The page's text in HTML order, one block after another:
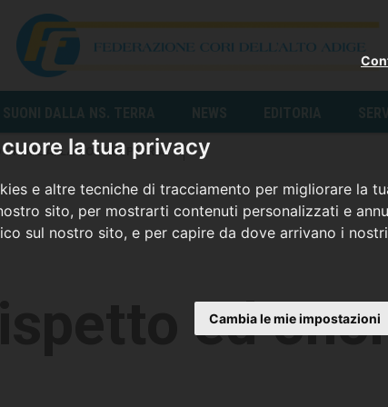
la tua privacy
e altre tecniche di tracciamento per migliorare la
sito, per mostrarti contenuti personalizzati e
sul nostro sito, e per capire da dove arrivano i
Cambia le mie impostazioni
ONORE ALLA NOSTRA PATRIA
ed